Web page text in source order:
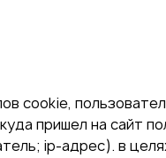
cookie,
пришел на сайт
ip-адрес). в